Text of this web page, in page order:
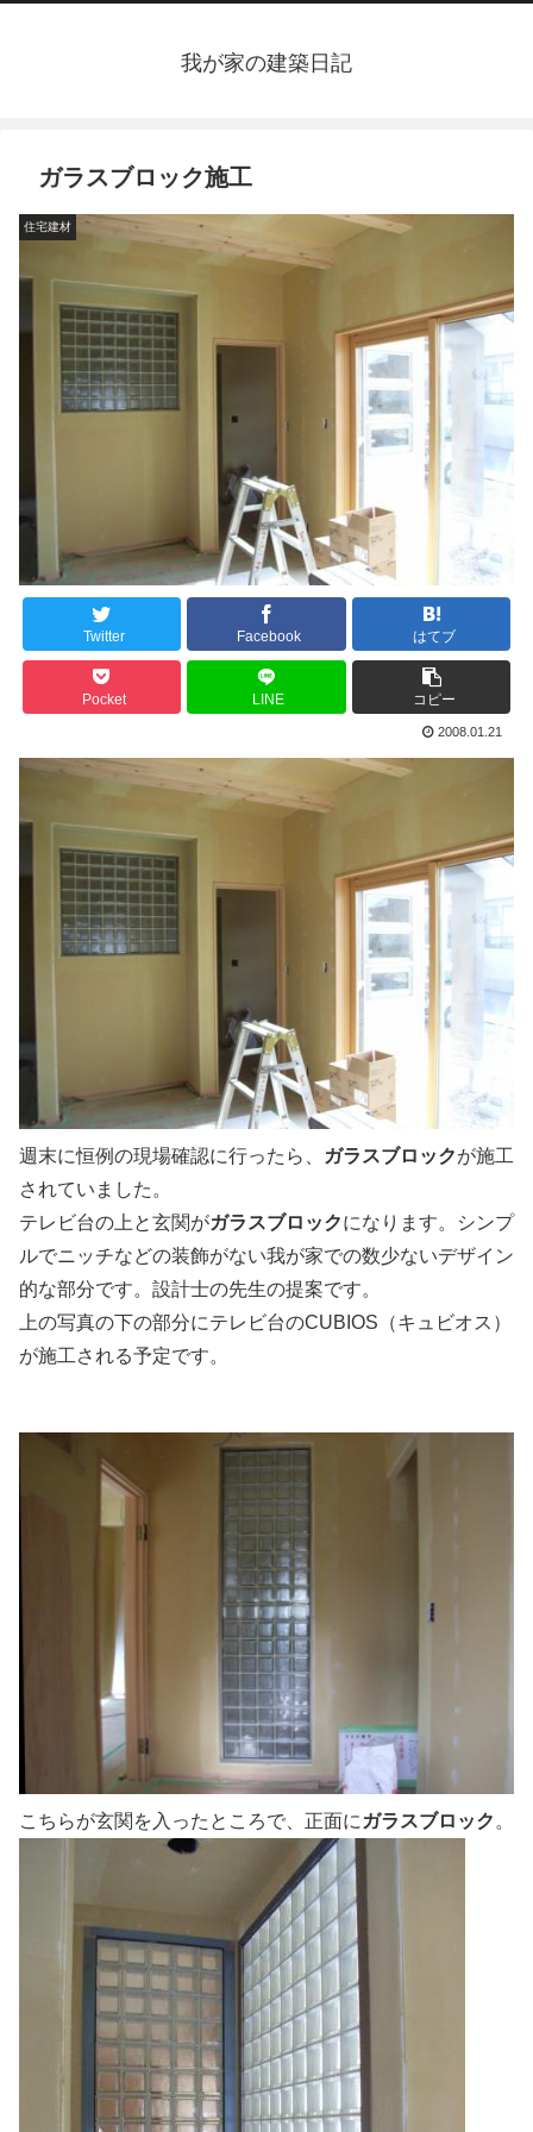
我が家の建築日記
ガラスブロック施工
住宅建材
Twitter Facebook はてブ
Pocket LINE コピー
2008.01.21
週末に恒例の現場確認に行ったら、 ガラスブロックが施工
されていました。
テレビ台の上と玄関がガラスブロックになります。シンプ
ルでニッチなどの装飾がない我が家での数少ないデザイン
的な部分です。設計士の先生の提案です。
上の写真の下の部分にテレビ台のCUBIOS（キュビオス）
が施工される予定です。
こちらが玄関を入ったところで、正面に ガラスブロック 。